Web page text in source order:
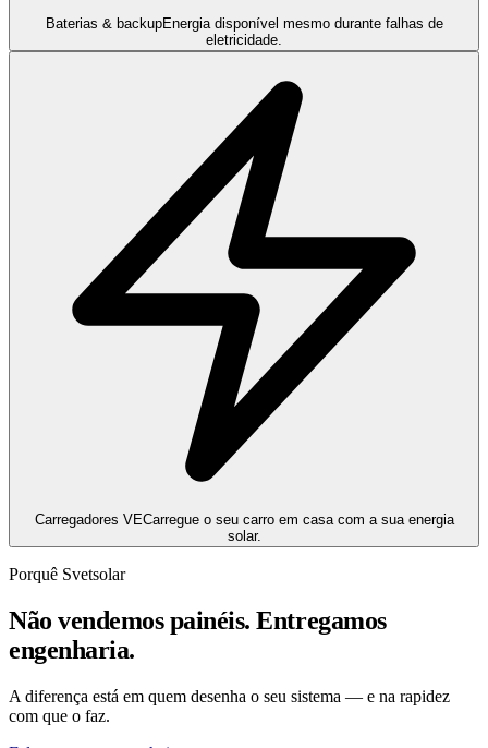
Baterias & backupEnergia disponível mesmo durante falhas de
eletricidade.
Carregadores VECarregue o seu carro em casa com a sua energia
solar.
Porquê Svetsolar
Não vendemos painéis. Entregamos
engenharia.
A diferença está em quem desenha o seu sistema — e na rapidez
com que o faz.